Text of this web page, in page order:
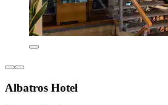
Albatros Hotel